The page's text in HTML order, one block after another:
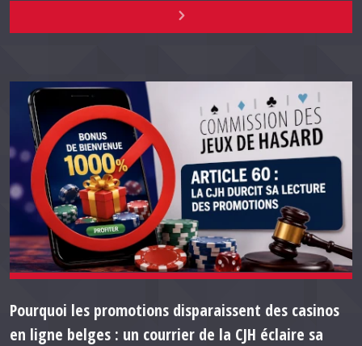
Pourquoi les promotions disparaissent des casinos
en ligne belges : un courrier de la CJH éclaire sa